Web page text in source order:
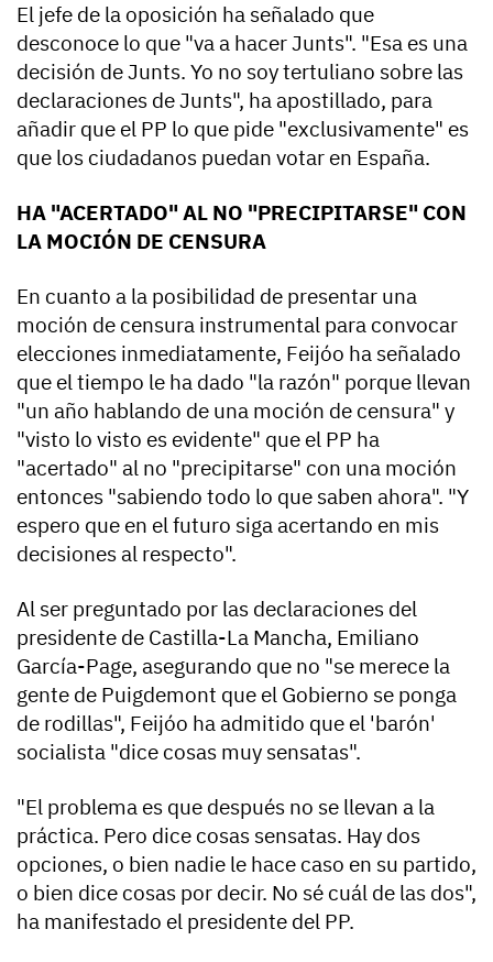
El jefe de la oposición ha señalado que
desconoce lo que "va a hacer Junts". "Esa es una
decisión de Junts. Yo no soy tertuliano sobre las
declaraciones de Junts", ha apostillado, para
añadir que el PP lo que pide "exclusivamente" es
que los ciudadanos puedan votar en España.
HA "ACERTADO" AL NO "PRECIPITARSE" CON
LA MOCIÓN DE CENSURA
En cuanto a la posibilidad de presentar una
moción de censura instrumental para convocar
elecciones inmediatamente, Feijóo ha señalado
que el tiempo le ha dado "la razón" porque llevan
"un año hablando de una moción de censura" y
"visto lo visto es evidente" que el PP ha
"acertado" al no "precipitarse" con una moción
entonces "sabiendo todo lo que saben ahora". "Y
espero que en el futuro siga acertando en mis
decisiones al respecto".
Al ser preguntado por las declaraciones del
presidente de Castilla-La Mancha, Emiliano
García-Page, asegurando que no "se merece la
gente de Puigdemont que el Gobierno se ponga
de rodillas", Feijóo ha admitido que el 'barón'
socialista "dice cosas muy sensatas".
"El problema es que después no se llevan a la
práctica. Pero dice cosas sensatas. Hay dos
opciones, o bien nadie le hace caso en su partido,
o bien dice cosas por decir. No sé cuál de las dos",
ha manifestado el presidente del PP.